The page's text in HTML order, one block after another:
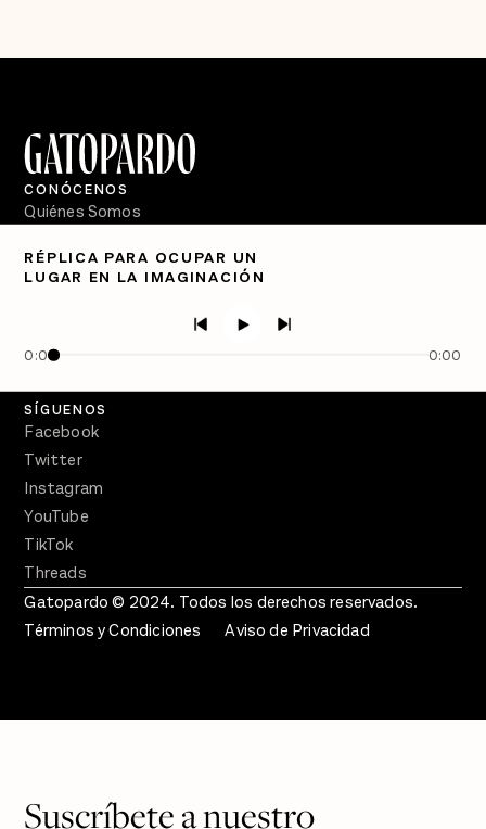
RÉPLICA PARA OCUPAR UN
LUGAR EN LA IMAGINACIÓN
0:00 0:00
CONÓCENOS
Quiénes Somos
PÓDCASTS
Crecer en Distopía
SÍGUENOS
Facebook
Twitter
Instagram
YouTube
TikTok
Threads
Gatopardo © 2024. Todos los derechos reservados.
Términos y Condiciones
Aviso de Privacidad
Suscríbete a nuestro